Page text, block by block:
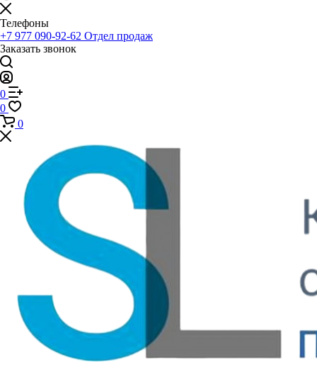
Телефоны
+7 977 090-92-62 Отдел продаж
Заказать звонок
0
0
0